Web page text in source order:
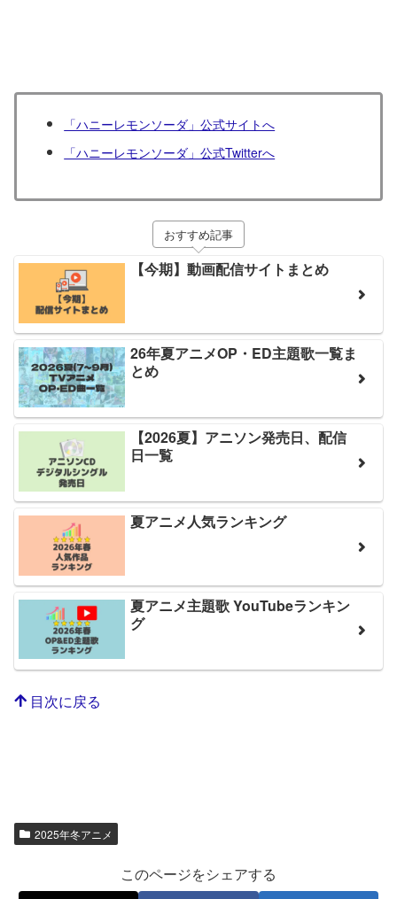
「ハニーレモンソーダ」公式サイトへ
「ハニーレモンソーダ」公式Twitterへ
おすすめ記事
【今期】動画配信サイトまとめ
26年夏アニメOP・ED主題歌一覧ま
とめ
【2026夏】アニソン発売日、配信
日一覧
夏アニメ人気ランキング
夏アニメ主題歌 YouTubeランキン
グ
目次に戻る
2025年冬アニメ
このページをシェアする